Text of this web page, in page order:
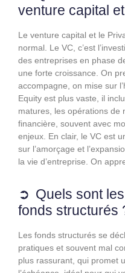
venture capital
Le venture capital et le
normal. Le VC, c’est
des entreprises en phase
une forte croissance. On
accompagne, on mise sur
Equity est plus vaste, il
matures, les opérations de
financière, souvent avec
enjeux. En clair, le VC est
sur l’amorçage et
la vie d’entreprise. On
Quels sont
fonds structurés
Les fonds structurés se
pratiques et souvent mal
plus rassurant, qui promet